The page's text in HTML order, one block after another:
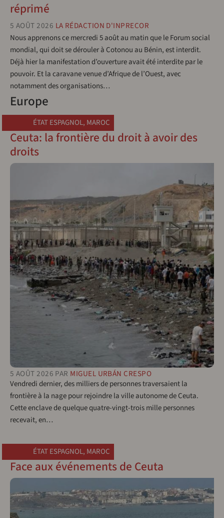
réprimé
5 AOÛT 2026 LA RÉDACTION D'INPRECOR
Nous apprenons ce mercredi 5 août au matin que le Forum social
mondial, qui doit se dérouler à Cotonou au Bénin, est interdit.
Déjà hier la manifestation d’ouverture avait été interdite par le
pouvoir. Et la caravane venue d’Afrique de l’Ouest, avec
notamment des organisations…
Europe
ÉTAT ESPAGNOL, MAROC
Ceuta: la frontière du droit à avoir des
droits
5 AOÛT 2026 PAR MIGUEL URBÁN CRESPO
Vendredi dernier, des milliers de personnes traversaient la
frontière à la nage pour rejoindre la ville autonome de Ceuta.
Cette enclave de quelque quatre-vingt-trois mille personnes
recevait, en…
ÉTAT ESPAGNOL, MAROC
Face aux événements de Ceuta